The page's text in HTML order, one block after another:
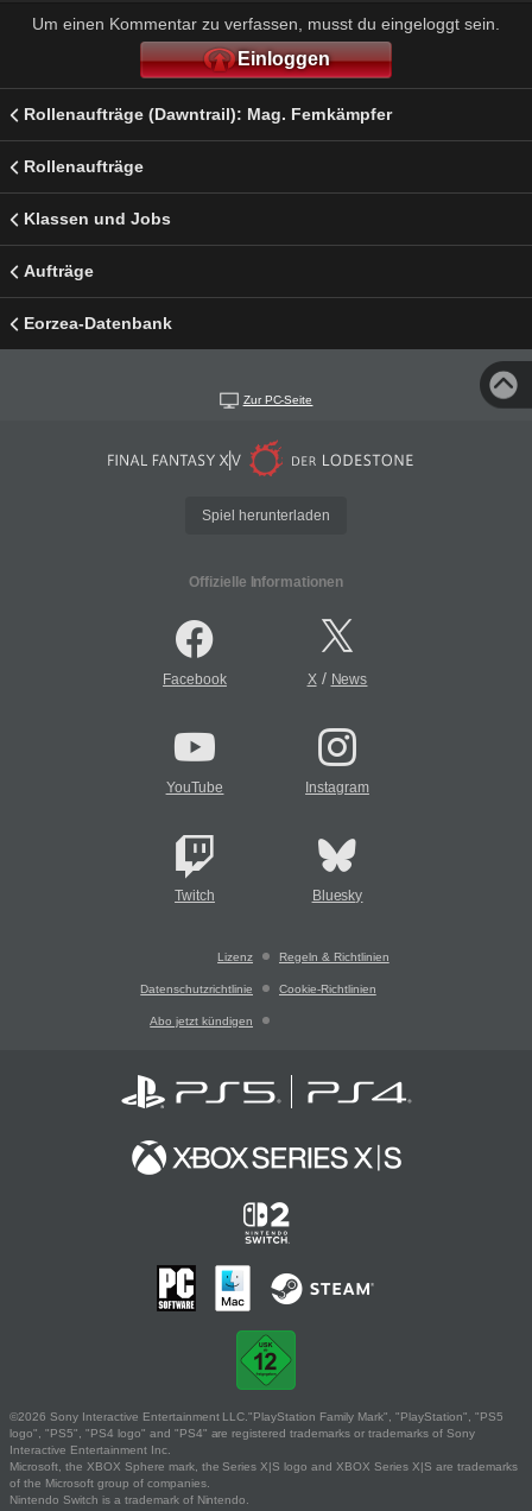
Um einen Kommentar zu verfassen, musst du eingeloggt sein.
Einloggen
Rollenaufträge (Dawntrail): Mag. Fernkämpfer
Rollenaufträge
Klassen und Jobs
Aufträge
Eorzea-Datenbank
Zur PC-Seite
Spiel herunterladen
Offizielle Informationen
Facebook X/ News
YouTube Instagram
Twitch Bluesky
Lizenz Regeln & Richtlinien
Datenschutzrichtlinie Cookie-Richtlinien
Abo jetzt kündigen
©2026 Sony Interactive Entertainment LLC."PlayStation Family Mark", "PlayStation", "PS5
logo", "PS5", "PS4 logo" and "PS4" are registered trademarks or trademarks of Sony
Interactive Entertainment Inc.
Microsoft, the XBOX Sphere mark, the Series X|S logo and XBOX Series X|S are trademarks
of the Microsoft group of companies.
Nintendo Switch is a trademark of Nintendo.